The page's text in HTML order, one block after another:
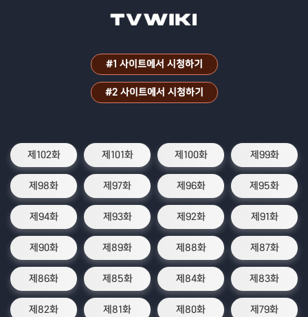
#1 사이트에서 시청하기
#2 사이트에서 시청하기
제102화 제101화 제100화 제99화
제98화 제97화 제96화 제95화
제94화 제93화 제92화 제91화
제90화 제89화 제88화 제87화
제86화 제85화 제84화 제83화
제82화 제81화 제80화 제79화